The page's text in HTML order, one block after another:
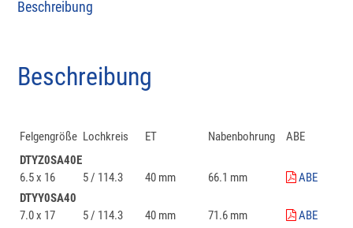
Beschreibung
Beschreibung
Felgengröße Lochkreis ET Nabenbohrung
ABE
DTYZ0SA40E
6.5 x 16
5 / 114.3 40 mm 66.1 mm
ABE
DTYY0SA40
7.0 x 17
5 / 114.3 40 mm 71.6 mm
ABE